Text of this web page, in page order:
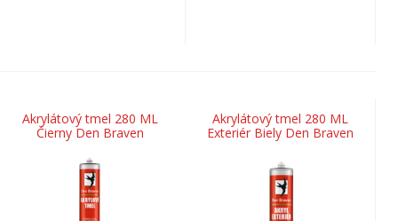
Akrylátový tmel 280 ML
Čierny Den Braven
Akrylátový tmel 280 ML
Exteriér Biely Den Braven